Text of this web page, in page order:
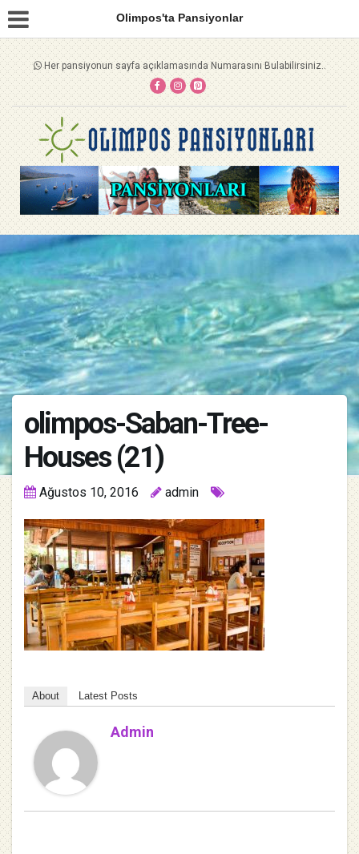
Olimpos'ta Pansiyonlar
Her pansiyonun sayfa açıklamasında Numarasını Bulabilirsiniz..
olimpos-Saban-Tree-
Houses (21)
Ağustos 10, 2016 admin
About Latest Posts
Admin